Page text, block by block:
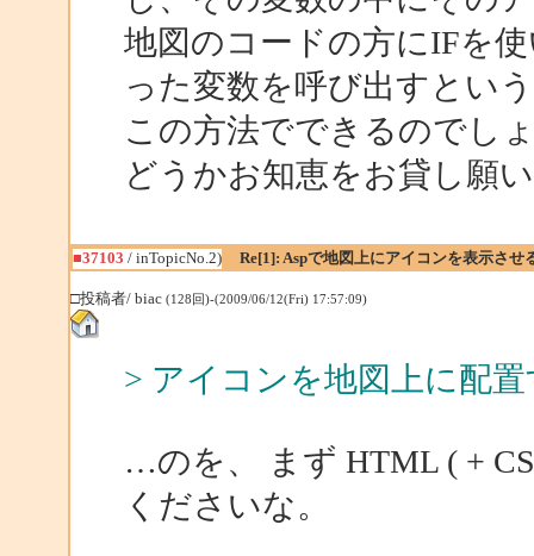
地図のコードの方にIFを
った変数を呼び出すとい
この方法でできるのでし
どうかお知恵をお貸し願
■37103 / inTopicNo.2) Re[1]: Aspで地図上にアイコンを表示させ
□投稿者/ biac (128回)-(2009/06/12(Fri) 17:57:09)
> アイコンを地図上に配
…のを、 まず HTML ( +
くださいな。